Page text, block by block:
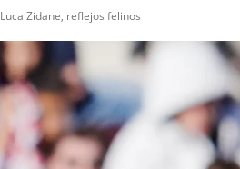
Luca Zidane, reflejos felinos